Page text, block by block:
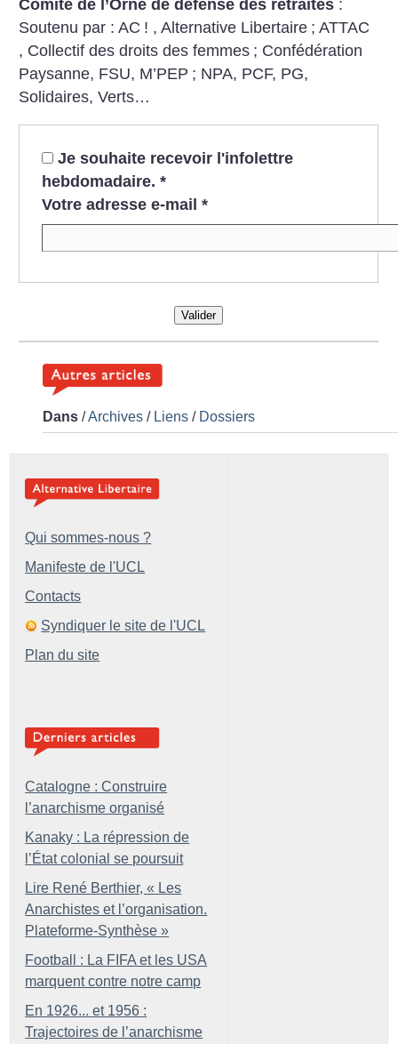
Comité de l’Orne de défense des retraites :
Soutenu par : AC ! , Alternative Libertaire ; ATTAC
, Collectif des droits des femmes ; Confédération
Paysanne, FSU, M’PEP ; NPA, PCF, PG,
Solidaires, Verts…
Je souhaite recevoir l'infolettre
hebdomadaire. *
Votre adresse e-mail *
Valider
Dans /Archives / Liens / Dossiers
Qui sommes-nous ?
Manifeste de l'UCL
Contacts
Syndiquer le site de l'UCL
Plan du site
Catalogne : Construire
l’anarchisme organisé
Kanaky : La répression de
l’État colonial se poursuit
Lire René Berthier, « Les
Anarchistes et l’organisation.
Plateforme-Synthèse »
Football : La FIFA et les USA
marquent contre notre camp
En 1926... et 1956 :
Trajectoires de l’anarchisme